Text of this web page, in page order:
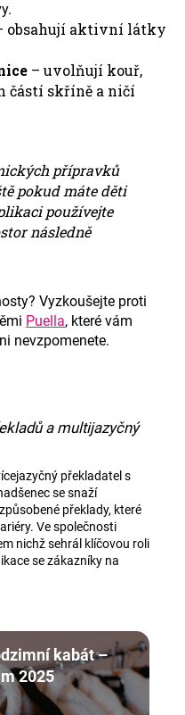
obsahují aktivní látky
– uvolňují kouř,
částí skříně a ničí
přípravků
pokud máte děti
používejte
následně
Vyzkoušejte proti
Puella, které vám
nevzpomenete.
a multijazyčný
překladatel s
se snaží
překlady, které
Ve společnosti
nichž sehrál klíčovou roli
se zákazníky na
kabát –
2025